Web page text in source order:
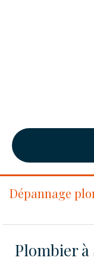
Dépannage
Plombier